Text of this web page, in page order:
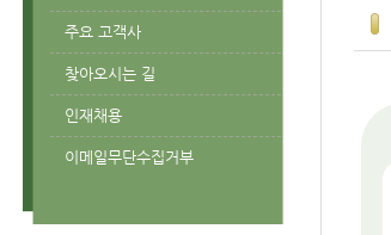
주요 고객사
찾아오시는 길
인재채용
이메일무단수집거부